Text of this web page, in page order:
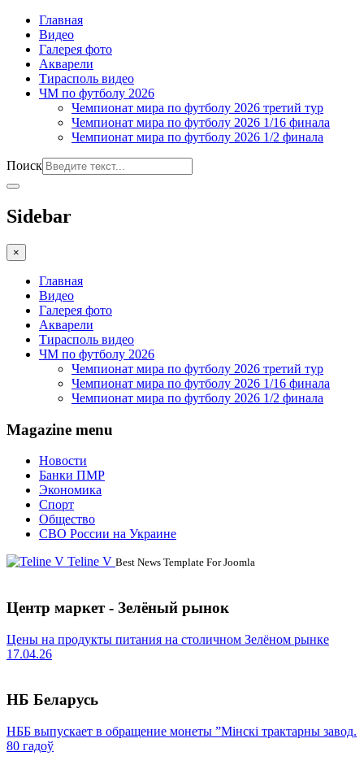
Главная
Видео
Галерея фото
Акварели
Тирасполь видео
ЧМ по футболу 2026
Чемпионат мира по футболу 2026 третий тур
Чемпионат мира по футболу 2026 1/16 финала
Чемпионат мира по футболу 2026 1/2 финала
Поиск
Sidebar
×
Главная
Видео
Галерея фото
Акварели
Тирасполь видео
ЧМ по футболу 2026
Чемпионат мира по футболу 2026 третий тур
Чемпионат мира по футболу 2026 1/16 финала
Чемпионат мира по футболу 2026 1/2 финала
Magazine menu
Новости
Банки ПМР
Экономика
Спорт
Общество
СВО России на Украине
Teline V Best News Template For Joomla
Центр маркет - Зелёный рынок
Цены на продукты питания на столичном Зелёном рынке
17.04.26
НБ Беларусь
НББ выпускает в обращение монеты ”Мінскі трактарны завод.
80 гадоў